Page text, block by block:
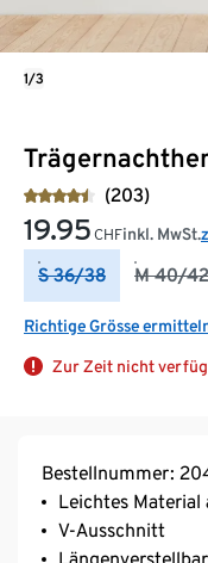
(203)
19.95 CHFinkl. MwSt.
S 36/38 M 40/42
Richtige Grösse
Zur Zeit nicht
1/3
Bestellnummer:
Leichtes Material
V-Ausschnitt